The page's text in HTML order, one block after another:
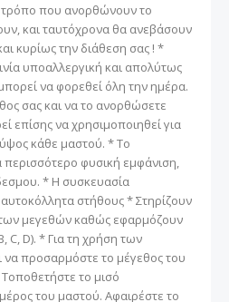
τρόπο που ανορθώνουν το
και ταυτόχρονα θα ανεβάσουν
κυρίως την διάθεση σας ! *
υποαλλεργική και απολύτως
να φορεθεί όλη την ημέρα.
σας και να το ανορθώσετε
επίσης να χρησιμοποιηθεί για
κάθε μαστού. * Το
περισσότερο φυσική εμφάνιση,
* Η συσκευασία
στήθους * Στηρίζουν
μεγεθών καθώς εφαρμόζουν
C, D). * Για τη χρήση των
προσαρμόστε το μέγεθος του
το μισό
του μαστού. Αφαιρέστε το